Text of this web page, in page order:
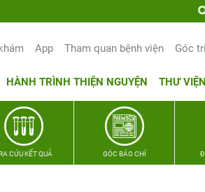
App Tham quan bệnh viện Góc
HÀNH TRÌNH THIỆN NGUYỆN THƯ VIỆN
CỨU KẾT QUẢ GÓC BÁO CHÍ